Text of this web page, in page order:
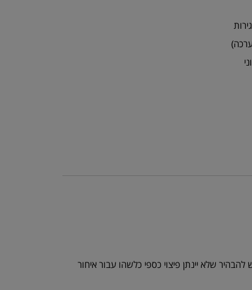
שלא יינתן פיצוי כספי כלשהו עבור איחור